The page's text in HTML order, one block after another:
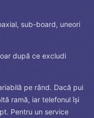
sub-board, uneori
după ce excludi
pe rând. Dacă pui
ramă, iar telefonul își
Pentru un service